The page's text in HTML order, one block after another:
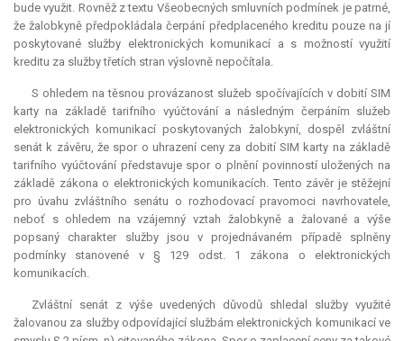
bude využit. Rovněž z textu Všeobecných smluvních podmínek je patrné,
že žalobkyně předpokládala čerpání předplaceného kreditu pouze na jí
poskytované služby elektronických komunikací a s možností využití
kreditu za služby třetích stran výslovně nepočítala.
S ohledem na těsnou provázanost služeb spočívajících v dobití SIM
karty na základě tarifního vyúčtování a následným čerpáním služeb
elektronických komunikací poskytovaných žalobkyní, dospěl zvláštní
senát k závěru, že spor o uhrazení ceny za dobití SIM karty na základě
tarifního vyúčtování představuje spor o plnění povinností uložených na
základě zákona o elektronických komunikacích. Tento závěr je stěžejní
pro úvahu zvláštního senátu o rozhodovací pravomoci navrhovatele,
neboť s ohledem na vzájemný vztah žalobkyně a žalované a výše
popsaný charakter služby jsou v projednávaném případě splněny
podmínky stanovené v § 129 odst. 1 zákona o elektronických
komunikacích.
Zvláštní senát z výše uvedených důvodů shledal služby využité
žalovanou za služby odpovídající službám elektronických komunikací ve